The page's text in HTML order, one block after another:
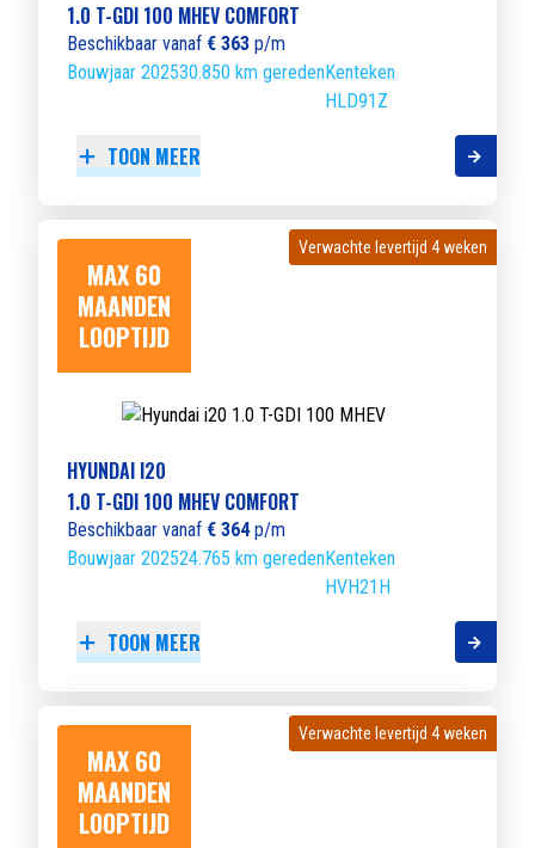
1.0 T-GDI 100 MHEV COMFORT
Beschikbaar vanaf € 363 p/m
Bouwjaar 202530.850 km geredenKenteken
HLD91Z
TOON MEER
MAX 60
MAANDEN
LOOPTIJD
Verwachte levertijd 4 weken
Verwachte levertijd 4 weken
HYUNDAI I20
1.0 T-GDI 100 MHEV COMFORT
Beschikbaar vanaf € 364p/m
Bouwjaar 202524.765 km geredenKenteken
HVH21H
TOON MEER
MAX 60
MAANDEN
LOOPTIJD
Verwachte levertijd 4 weken
Verwachte levertijd 4 weken